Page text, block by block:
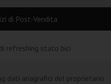
di Post-Vendita
refreshing stato bici
dati anagrafici del proprietario